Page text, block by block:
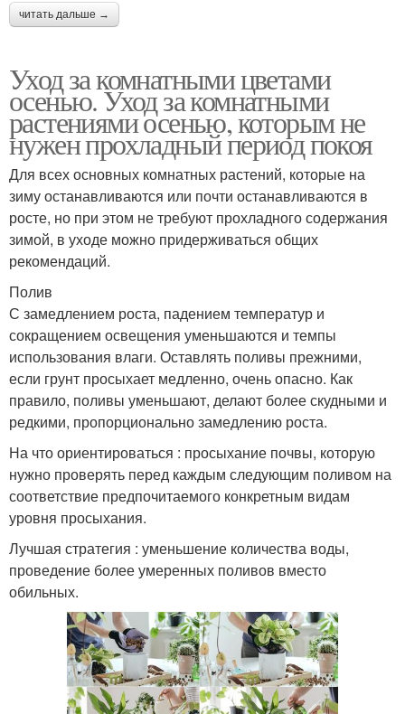
читать дальше →
Уход за комнатными цветами
осенью. Уход за комнатными
растениями осенью, которым не
нужен прохладный период покоя
Для всех основных комнатных растений, которые на
зиму останавливаются или почти останавливаются в
росте, но при этом не требуют прохладного содержания
зимой, в уходе можно придерживаться общих
рекомендаций.
Полив
С замедлением роста, падением температур и
сокращением освещения уменьшаются и темпы
использования влаги. Оставлять поливы прежними,
если грунт просыхает медленно, очень опасно. Как
правило, поливы уменьшают, делают более скудными и
редкими, пропорционально замедлению роста.
На что ориентироваться : просыхание почвы, которую
нужно проверять перед каждым следующим поливом на
соответствие предпочитаемого конкретным видам
уровня просыхания.
Лучшая стратегия : уменьшение количества воды,
проведение более умеренных поливов вместо
обильных.